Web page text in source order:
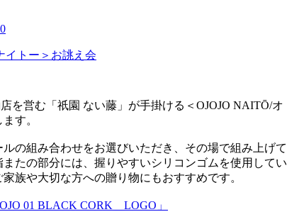
を営む「祇園 ない藤」が手掛ける＜OJOJO NAITŌ/
す。
の組み合わせをお選びいただき、その場で組み上
たの部分には、握りやすいシリコンゴムを使用し
族や大切な方への贈り物にもおすすめです。